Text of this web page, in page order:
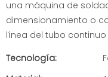
una máquina de
dimensionamiento o
línea del tubo
Tecnología: